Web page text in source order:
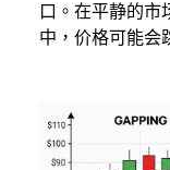
口。在平静的市
中，价格可能会